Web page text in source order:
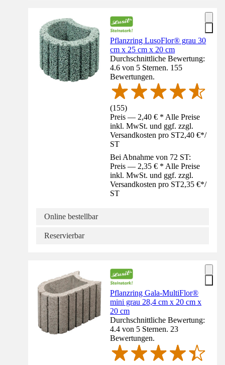
Pflanzring LusoFlor® grau 30
cm x 25 cm x 20 cm
Durchschnittliche Bewertung:
4.6 von 5 Sternen. 155
Bewertungen.
(155)
Preis — 2,40 € * Alle Preise
inkl. MwSt. und ggf. zzgl.
Versandkosten pro ST2,40 €*/
ST
Bei Abnahme von 72 ST:
Preis — 2,35 € * Alle Preise
inkl. MwSt. und ggf. zzgl.
Versandkosten pro ST2,35 €*/
ST
Online bestellbar
Reservierbar
Pflanzring Gala-MultiFlor®
mini grau 28,4 cm x 20 cm x
20 cm
Durchschnittliche Bewertung:
4.4 von 5 Sternen. 23
Bewertungen.